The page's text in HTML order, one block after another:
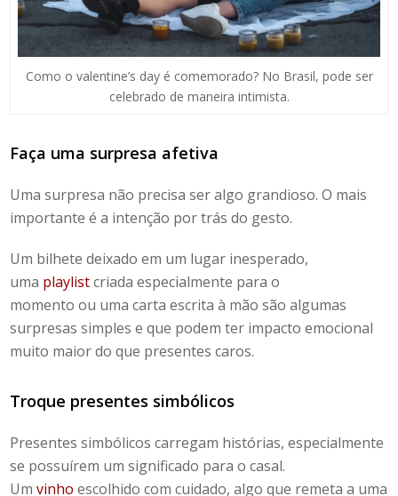
Como o valentine’s day é comemorado? No Brasil, pode ser
celebrado de maneira intimista.
Faça uma surpresa afetiva
Uma surpresa não precisa ser algo grandioso. O mais
importante é a intenção por trás do gesto.
Um bilhete deixado em um lugar inesperado,
uma playlistcriada especialmente para o
momento ou uma carta escrita à mão são algumas
surpresas simples e que podem ter impacto emocional
muito maior do que presentes caros.
Troque presentes simbólicos
Presentes simbólicos carregam histórias, especialmente
se possuírem um significado para o casal.
Umvinho escolhido com cuidado, algo que remeta a uma